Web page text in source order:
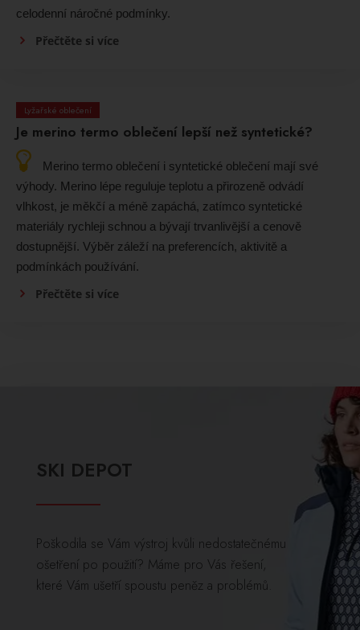
celodenní náročné podmínky.
Přečtěte si více
Lyžařské oblečení
Je merino termo oblečení lepší než syntetické?
Merino termo oblečení i syntetické oblečení mají své
výhody. Merino lépe reguluje teplotu a přirozeně odvádí
vlhkost, je měkčí a méně zapáchá, zatímco syntetické
materiály rychleji schnou a bývají trvanlivější a cenově
dostupnější. Výběr záleží na preferencích, aktivitě a
podmínkách používání.
Přečtěte si více
SKI DEPOT
Poškodila se Vám výstroj kvůli nedostatečnému
ošetření po použití? Máme pro Vás řešení,
které Vám ušetří spoustu peněz a problémů.